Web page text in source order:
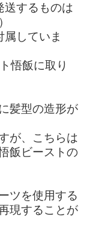
送するものは
していま
悟飯に取り
髪型の造形が
が、こちらは
飯ビーストの
ツを使用する
現することが